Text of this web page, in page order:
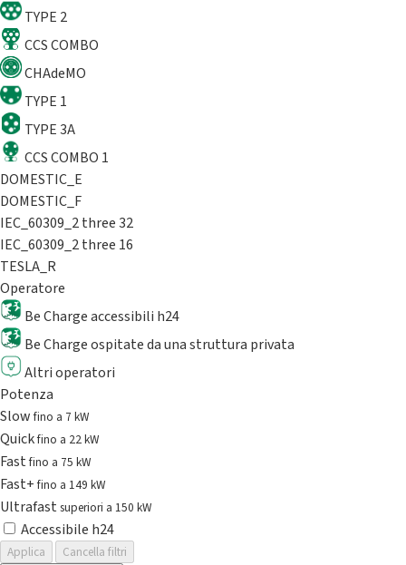
TYPE 2
CCS COMBO
CHAdeMO
TYPE 1
TYPE 3A
CCS COMBO 1
DOMESTIC_E
DOMESTIC_F
IEC_60309_2 three 32
IEC_60309_2 three 16
TESLA_R
Operatore
Be Charge accessibili h24
Be Charge ospitate da una struttura privata
Altri operatori
Potenza
Slowfino a 7 kW
Quickfino a 22 kW
Fastfino a 75 kW
Fast+fino a 149 kW
Ultrafast superiori a 150 kW
Accessibile h24
Applica
Cancella filtri